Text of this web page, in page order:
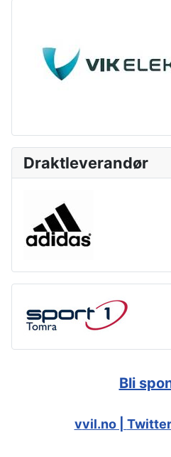
Bli
vvil.no | Twitter
Draktleverandør